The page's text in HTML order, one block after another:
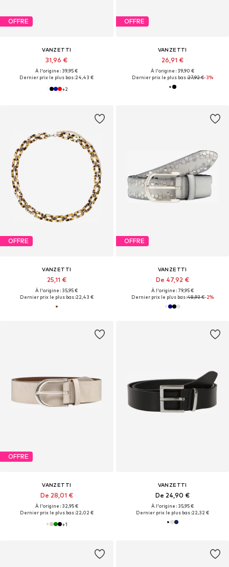
OFFRE
VANZETTI
31,96 €
À l'origine : 39,95 €
Dernier prix le plus bas :24,43 €
+2
OFFRE
VANZETTI
26,91 €
À l'origine : 39,90 €
Dernier prix le plus bas :27,92 €-3%
OFFRE
VANZETTI
25,11 €
À l'origine : 35,95 €
Dernier prix le plus bas :22,43 €
OFFRE
VANZETTI
De 47,92 €
À l'origine : 79,95 €
Dernier prix le plus bas :48,93 €-2%
OFFRE
VANZETTI
De 28,01 €
À l'origine : 32,95 €
Dernier prix le plus bas :22,02 €
+1
VANZETTI
De 24,90 €
À l'origine : 35,95 €
Dernier prix le plus bas :22,32 €